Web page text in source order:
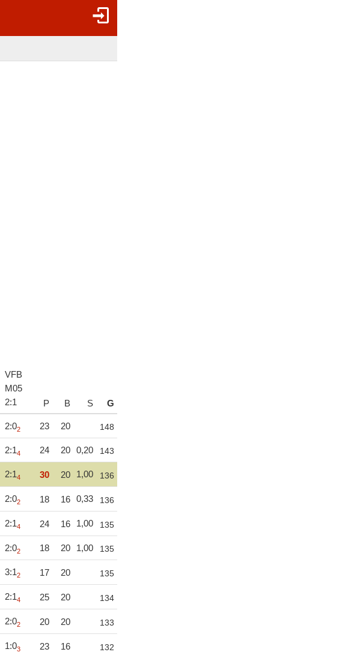
VFB
M05
2:1 P B S G
2:02 23 20 148
2:14 24 20 0,20 143
2:14 30 20 1,00 136
2:02 18 16 0,33 136
2:14 24 16 1,00 135
2:02 18 20 1,00 135
3:12 17 20 135
2:14 25 20 134
2:02 20 20 133
1:03 23 16 132